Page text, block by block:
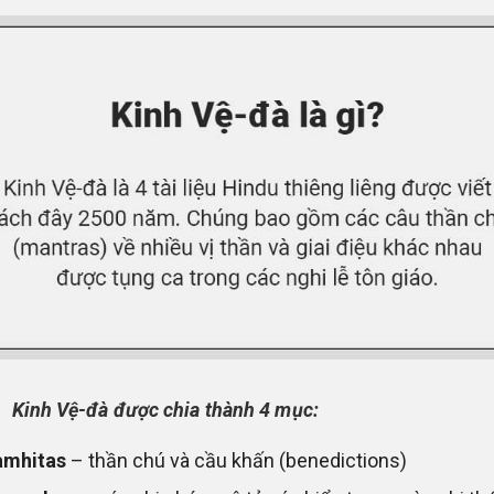
Kinh Vệ-đà được chia thành 4 mục:
– thần chú và cầu khấn (benedictions)